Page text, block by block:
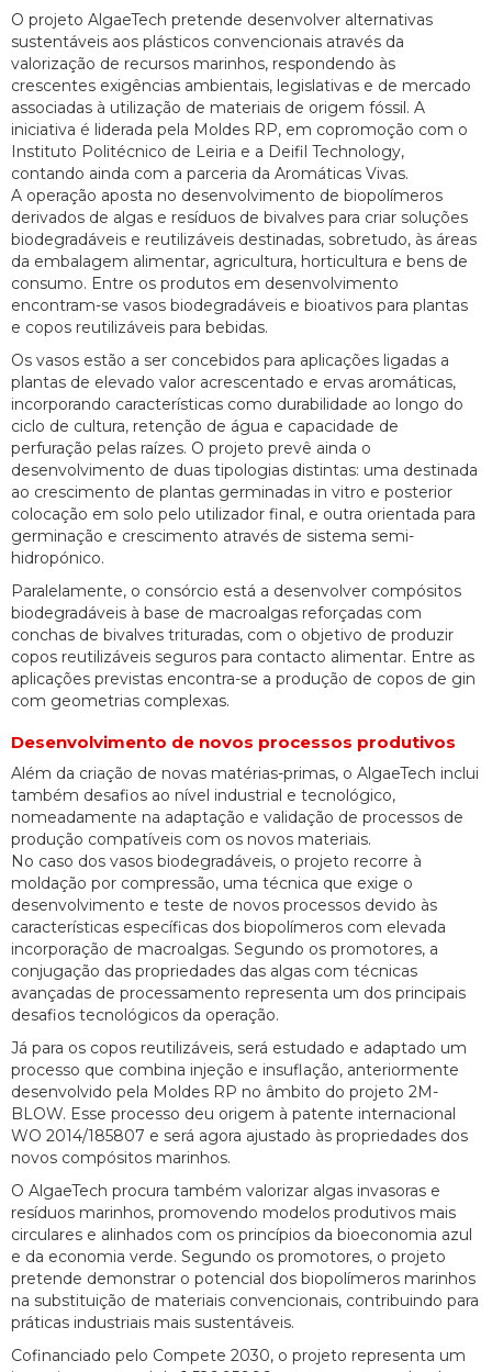
O projeto AlgaeTech pretende desenvolver alternativas
sustentáveis aos plásticos convencionais através da
valorização de recursos marinhos, respondendo às
crescentes exigências ambientais, legislativas e de mercado
associadas à utilização de materiais de origem fóssil. A
iniciativa é liderada pela Moldes RP, em copromoção com o
Instituto Politécnico de Leiria e a Deifil Technology,
contando ainda com a parceria da Aromáticas Vivas.
A operação aposta no desenvolvimento de biopolímeros
derivados de algas e resíduos de bivalves para criar soluções
biodegradáveis e reutilizáveis destinadas, sobretudo, às áreas
da embalagem alimentar, agricultura, horticultura e bens de
consumo. Entre os produtos em desenvolvimento
encontram-se vasos biodegradáveis e bioativos para plantas
e copos reutilizáveis para bebidas.
Os vasos estão a ser concebidos para aplicações ligadas a
plantas de elevado valor acrescentado e ervas aromáticas,
incorporando características como durabilidade ao longo do
ciclo de cultura, retenção de água e capacidade de
perfuração pelas raízes. O projeto prevê ainda o
desenvolvimento de duas tipologias distintas: uma destinada
ao crescimento de plantas germinadas in vitro e posterior
colocação em solo pelo utilizador final, e outra orientada para
germinação e crescimento através de sistema semi-
hidropónico.
Paralelamente, o consórcio está a desenvolver compósitos
biodegradáveis à base de macroalgas reforçadas com
conchas de bivalves trituradas, com o objetivo de produzir
copos reutilizáveis seguros para contacto alimentar. Entre as
aplicações previstas encontra-se a produção de copos de gin
com geometrias complexas.
Desenvolvimento de novos processos produtivos
Além da criação de novas matérias-primas, o AlgaeTech inclui
também desafios ao nível industrial e tecnológico,
nomeadamente na adaptação e validação de processos de
produção compatíveis com os novos materiais.
No caso dos vasos biodegradáveis, o projeto recorre à
moldação por compressão, uma técnica que exige o
desenvolvimento e teste de novos processos devido às
características específicas dos biopolímeros com elevada
incorporação de macroalgas. Segundo os promotores, a
conjugação das propriedades das algas com técnicas
avançadas de processamento representa um dos principais
desafios tecnológicos da operação.
Já para os copos reutilizáveis, será estudado e adaptado um
processo que combina injeção e insuflação, anteriormente
desenvolvido pela Moldes RP no âmbito do projeto 2M-
BLOW. Esse processo deu origem à patente internacional
WO 2014/185807 e será agora ajustado às propriedades dos
novos compósitos marinhos.
O AlgaeTech procura também valorizar algas invasoras e
resíduos marinhos, promovendo modelos produtivos mais
circulares e alinhados com os princípios da bioeconomia azul
e da economia verde. Segundo os promotores, o projeto
pretende demonstrar o potencial dos biopolímeros marinhos
na substituição de materiais convencionais, contribuindo para
práticas industriais mais sustentáveis.
Cofinanciado pelo Compete 2030, o projeto representa um